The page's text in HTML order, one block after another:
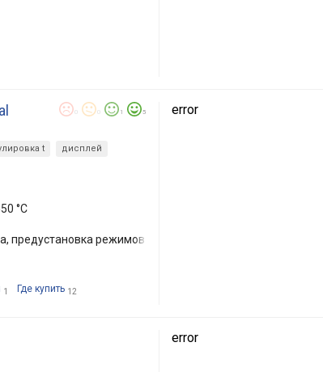
1 5
t
дисплей
°C
предустановка режимов
1 Где купить 12
error
error